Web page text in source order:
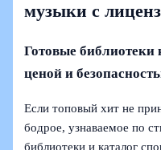
музыки с
Готовые
ценой и
Если топовый хит не
бодрое, узнаваемое по
библиотеки и каталог